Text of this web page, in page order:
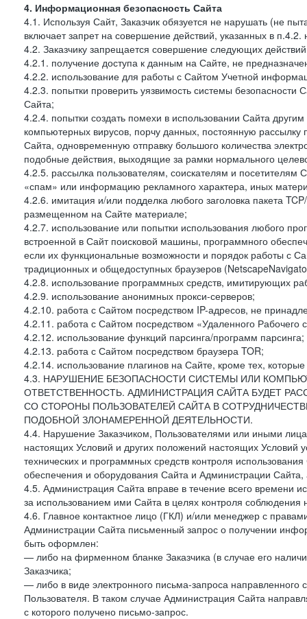
4. Информационная безопасность Сайта
4.1. Используя Сайт, Заказчик обязуется не нарушать (не
включает запрет на совершение действий, указанных в
4.2. Заказчику запрещается совершение следующих
4.2.1. получение доступа к данным на Сайте, не
4.2.2. использование для работы с Сайтом Учетной
4.2.3. попытки проверить уязвимость системы
Сайта;
4.2.4. попытки создать помехи в использовании Сайта
компьютерных вирусов, порчу данных, постоянную
Сайта, одновременную отправку большого количества
подобные действия, выходящие за рамки нормального
4.2.5. рассылка пользователям, соискателям и
«спам» или информацию рекламного характера, иных
4.2.6. имитация и/или подделка любого заголовка пакета
размещенном на Сайте материале;
4.2.7. использование или попытки использования любого
встроенной в Сайт поисковой машины, программного
если их функциональные возможности и порядок работы с
традиционных и общедоступных браузеров
4.2.8. использование программных средств, имитирующих
4.2.9. использование анонимных прокси-серверов;
4.2.10. работа с Сайтом посредством IP-адресов, не
4.2.11. работа с Сайтом посредством «Удаленного Рабочего
4.2.12. использование функций парсинга/программ парсинга;
4.2.13. работа с Сайтом посредством браузера TOR;
4.2.14. использование плагинов на Сайте, кроме тех,
4.3. НАРУШЕНИЕ БЕЗОПАСНОСТИ СИСТЕМЫ ИЛИ
ОТВЕТСТВЕННОСТЬ. АДМИНИСТРАЦИЯ САЙТА БУДЕТ
СО СТОРОНЫ ПОЛЬЗОВАТЕЛЕЙ САЙТА В
ПОДОБНОЙ ЗЛОНАМЕРЕННОЙ ДЕЯТЕЛЬНОСТИ.
4.4. Нарушение Заказчиком, Пользователями или иными
настоящих Условий и других положений настоящих Условий
технических и программных средств контроля
обеспечения и оборудования Сайта и Администрации
4.5. Администрация Сайта вправе в течение всего времени
за использованием ими Сайта в целях контроля
4.6. Главное контактное лицо (ГКЛ) и/или менеджер с
Администрации Сайта письменный запрос о получении
быть оформлен:
— либо на фирменном бланке Заказчика (в случае его
Заказчика;
— либо в виде электронного письма-запроса направленного
Пользователя. В таком случае Администрация Сайта
с которого получено письмо-запрос.